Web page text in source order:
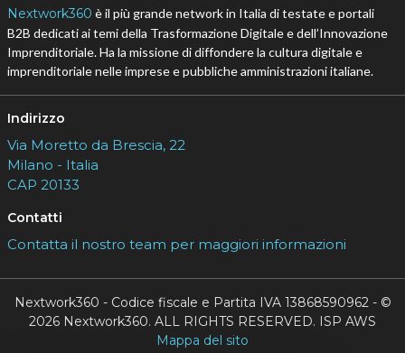
Nextwork360 è il più grande network in Italia di testate e portali
B2B dedicati ai temi della Trasformazione Digitale e dell’Innovazione
Imprenditoriale. Ha la missione di diffondere la cultura digitale e
imprenditoriale nelle imprese e pubbliche amministrazioni italiane.
Indirizzo
Via Moretto da Brescia, 22
Milano - Italia
CAP 20133
Contatti
Contatta il nostro team per maggiori informazioni
Nextwork360 - Codice fiscale e Partita IVA 13868590962 - ©
2026 Nextwork360. ALL RIGHTS RESERVED. ISP AWS
Mappa del sito